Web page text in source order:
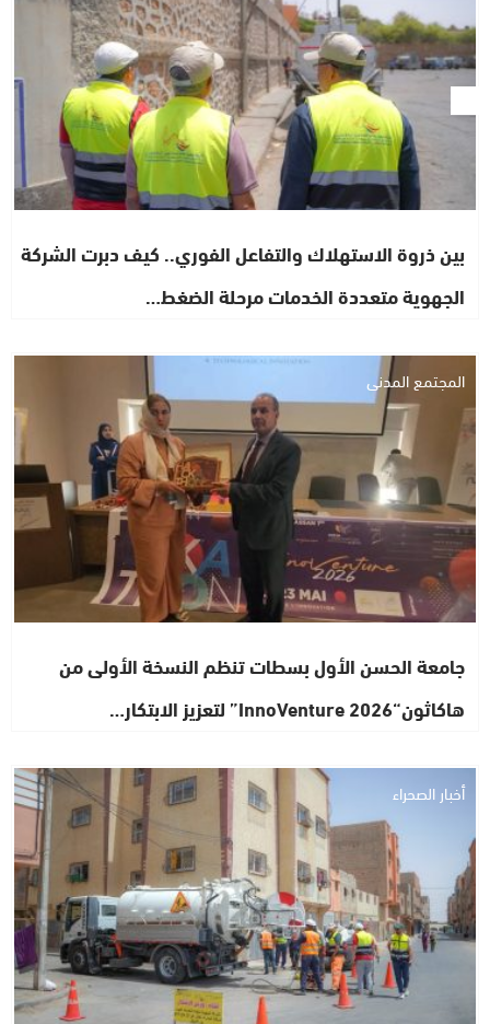
بين ذروة الاستهلاك والتفاعل الفوري.. كيف دبرت الشركة
الجهوية متعددة الخدمات مرحلة الضغط…
المجتمع المدني
جامعة الحسن الأول بسطات تنظم النسخة الأولى من
هاكاثون“InnoVenture 2026” لتعزيز الابتكار…
أخبار الصحراء